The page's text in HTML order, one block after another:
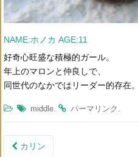
NAME:ホノカ AGE:11
好奇心旺盛な積極的ガール。
年上のマロンと仲良しで、
同世代のなかではリーダー的存在。
middle パーマリンク
投稿ナビゲーション
カリン